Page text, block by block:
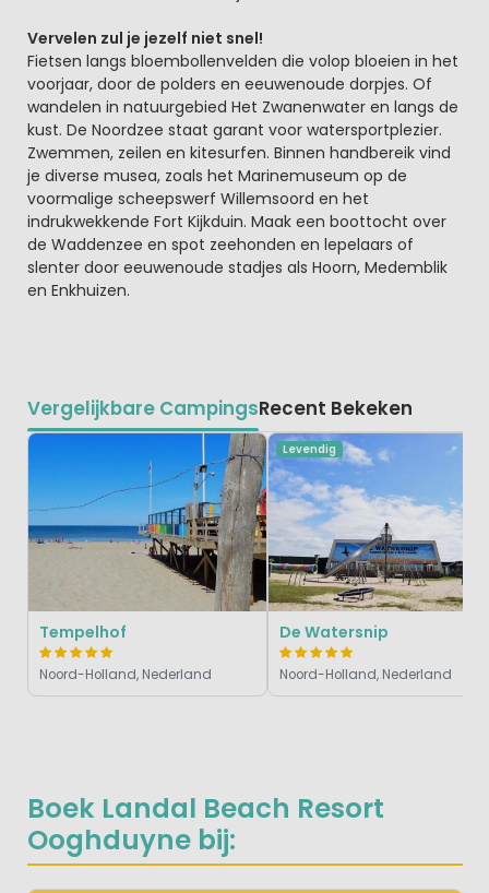
Boek Landal Beach Resort
Ooghduyne bij:
Vervelen zul je jezelf niet snel!
Fietsen langs bloembollenvelden die volop bloeien in het
voorjaar, door de polders en eeuwenoude dorpjes. Of
wandelen in natuurgebied Het Zwanenwater en langs de
kust. De Noordzee staat garant voor watersportplezier.
Zwemmen, zeilen en kitesurfen. Binnen handbereik vind
je diverse musea, zoals het Marinemuseum op de
voormalige scheepswerf Willemsoord en het
indrukwekkende Fort Kijkduin. Maak een boottocht over
de Waddenzee en spot zeehonden en lepelaars of
slenter door eeuwenoude stadjes als Hoorn, Medemblik
en Enkhuizen.
Vergelijkbare CampingsRecent Bekeken
Tempelhof
Noord-Holland, Nederland
Levendig
De Watersnip
Noord-Holland, Nederland